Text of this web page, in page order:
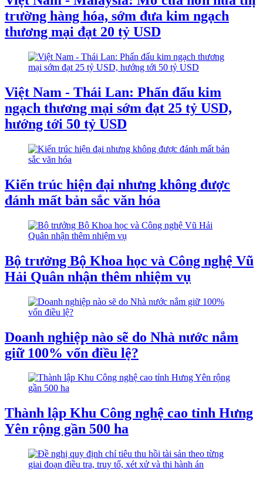
trường hàng hóa, sớm đưa kim ngạch
thương mại đạt 20 tỷ USD
Việt Nam - Thái Lan: Phấn đấu kim
ngạch thương mại sớm đạt 25 tỷ USD,
hướng tới 50 tỷ USD
Kiến trúc hiện đại nhưng không được
đánh mất bản sắc văn hóa
Bộ trưởng Bộ Khoa học và Công nghệ Vũ
Hải Quân nhận thêm nhiệm vụ
Doanh nghiệp nào sẽ do Nhà nước nắm
giữ 100% vốn điều lệ?
Thành lập Khu Công nghệ cao tỉnh Hưng
Yên rộng gần 500 ha